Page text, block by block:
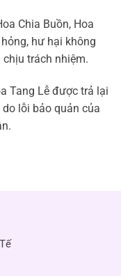
Chia Buồn, Hoa
hư hại không
trách nhiệm.
Tang Lễ được trả lại
do lỗi bảo quản của